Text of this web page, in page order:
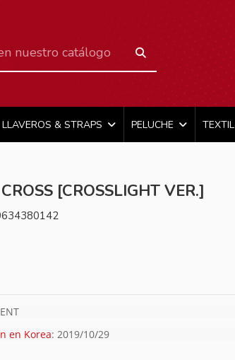
LLAVEROS & STRAPS PELUCHE TEXTIL
[CROSSLIGHT VER.]
en Korea: 2019/10/29